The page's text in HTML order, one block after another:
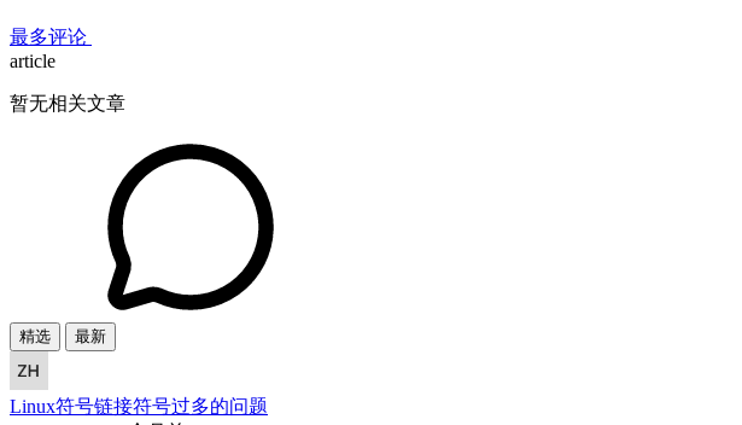
最多评论
article
暂无相关文章
精选 最新
Linux符号链接符号过多的问题